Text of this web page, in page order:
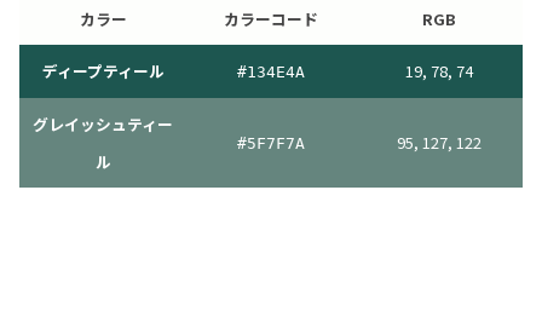
カラー カラーコード RGB
ディープティール #134E4A 19, 78, 74
グレイッシュティー
ル
#5F7F7A 95, 127, 122